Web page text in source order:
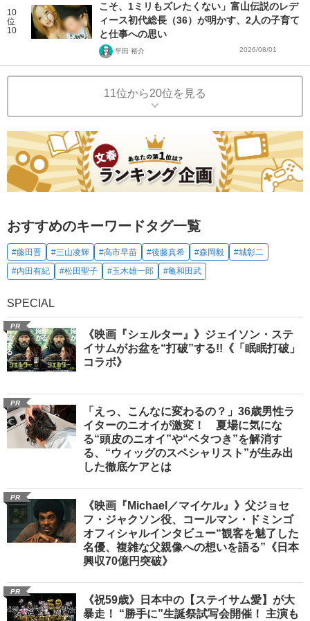
10
位
10
こそ、1ミリもズレたくない」富山伝説のレデ
ィース初代総長（36）が明かす、2人の子育て
と仕事への思い
平田 裕介 2026/08/01
11位から20位を見る
おすすめのキーワードタグ一覧
#藤田晋 #三山凌輝 #高市早苗 #後藤真希 #森岡毅
#城彰二
#内田有紀
#松田聖子 #玉木雄一郎 #亀和田武
SPECIAL
PR
《映画『シェルター』》ジェイソン・ステ
イサムがお盆を“打破”する!!《「眠眠打破」
コラボ》
PR
「えっ、こんなに変わるの？」36歳男性ラ
イターのニオイが激変！ 夏場に気にな
る“頭皮のニオイ”や“ベタつき”を解消す
る、“ウィッグのスペシャリスト”が生み出
した徹底ケアとは
PR
《映画『Michael／マイケル』》父ジョセ
フ・ジャクソン役、コールマン・ドミンゴ
オフィシャルインタビュー“観客を魅了した
名優、複雑な父親像への想いを語る”《日本
興収70億円突破》
PR
《祝59歳》日本中の【ステイサム愛】が大
暴走！ “勝手に”生誕祭試写会開催！ 主演も